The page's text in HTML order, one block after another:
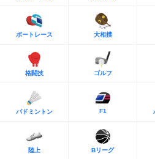
ボートレース 大相撲
格闘技 ゴルフ
バドミントン F1
陸上 Bリーグ